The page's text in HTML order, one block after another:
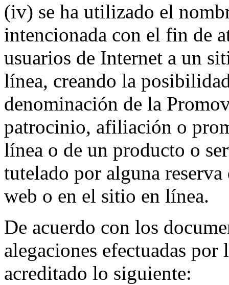
(iv) se ha utilizado el
intencionada con el fin de
usuarios de Internet a un
línea, creando la
denominación de la
patrocinio, afiliación o
línea o de un producto o
tutelado por alguna
web o en el sitio en línea.
De acuerdo con los
alegaciones efectuadas
acreditado lo siguiente: